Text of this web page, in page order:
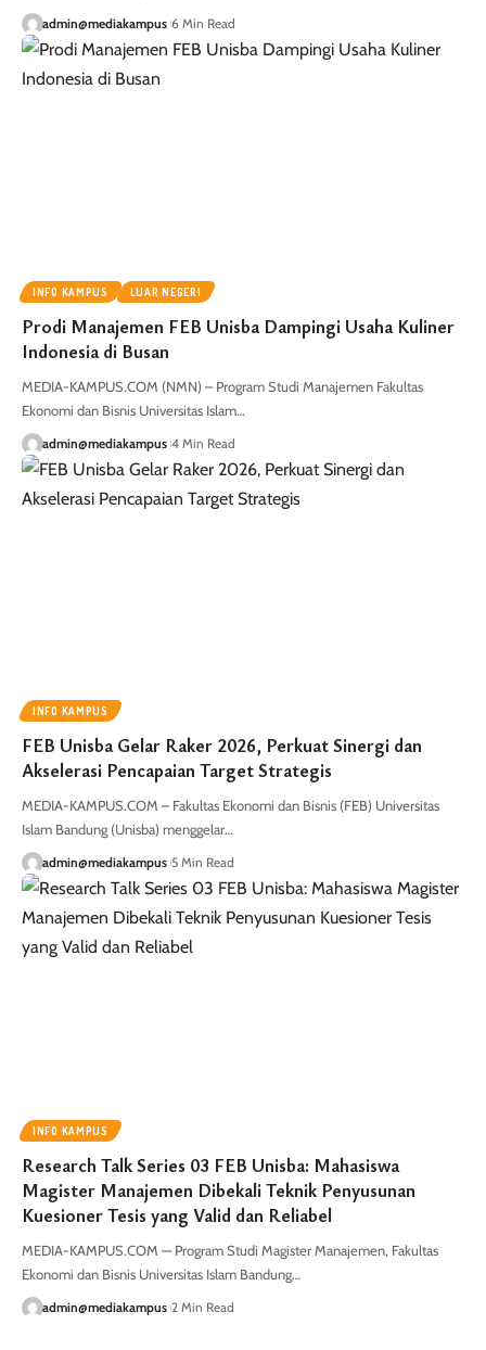
admin@mediakampus 6 Min Read
INFO KAMPUS LUAR NEGERI
Prodi Manajemen FEB Unisba Dampingi Usaha Kuliner
Indonesia di Busan
MEDIA-KAMPUS.COM (NMN) – Program Studi Manajemen Fakultas
Ekonomi dan Bisnis Universitas Islam…
admin@mediakampus 4 Min Read
INFO KAMPUS
FEB Unisba Gelar Raker 2026, Perkuat Sinergi dan
Akselerasi Pencapaian Target Strategis
MEDIA-KAMPUS.COM – Fakultas Ekonomi dan Bisnis (FEB) Universitas
Islam Bandung (Unisba) menggelar…
admin@mediakampus 5 Min Read
INFO KAMPUS
Research Talk Series 03 FEB Unisba: Mahasiswa
Magister Manajemen Dibekali Teknik Penyusunan
Kuesioner Tesis yang Valid dan Reliabel
MEDIA-KAMPUS.COM — Program Studi Magister Manajemen, Fakultas
Ekonomi dan Bisnis Universitas Islam Bandung…
admin@mediakampus 2 Min Read